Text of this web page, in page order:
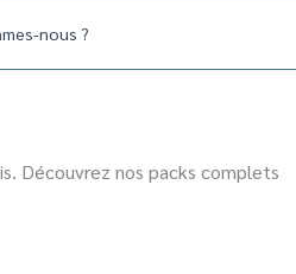
nous ?
Découvrez nos packs complets